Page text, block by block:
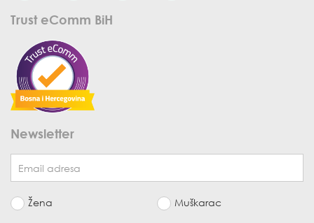
Trust eComm BiH
Newsletter
Žena Muškarac